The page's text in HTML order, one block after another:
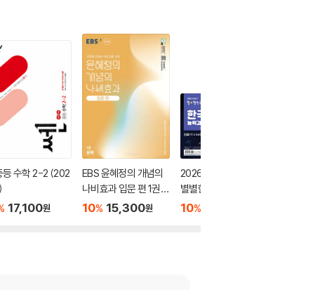
등 수학 2-2 (202
17,100원
EBS 윤혜정의 개념의
나비효과 입문 편 1권
문학 (2026년용)
10% 15,300원
2026 큰별쌤 최태성의
별별한국사 한국사능
력검정시험 심화(1,2,3
10%